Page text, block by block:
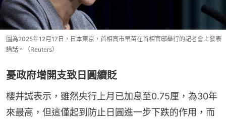
圖為2025年12月17日，日本東京，首相高市早苗在首相官邸舉行的記者會上發表
講話。（Reuters）
憂政府增開支致日圓續貶
櫻井誠表示，雖然央行上月已加息至0.75厘，為30年
來最高，但這僅起到防止日圓進一步下跌的作用，而